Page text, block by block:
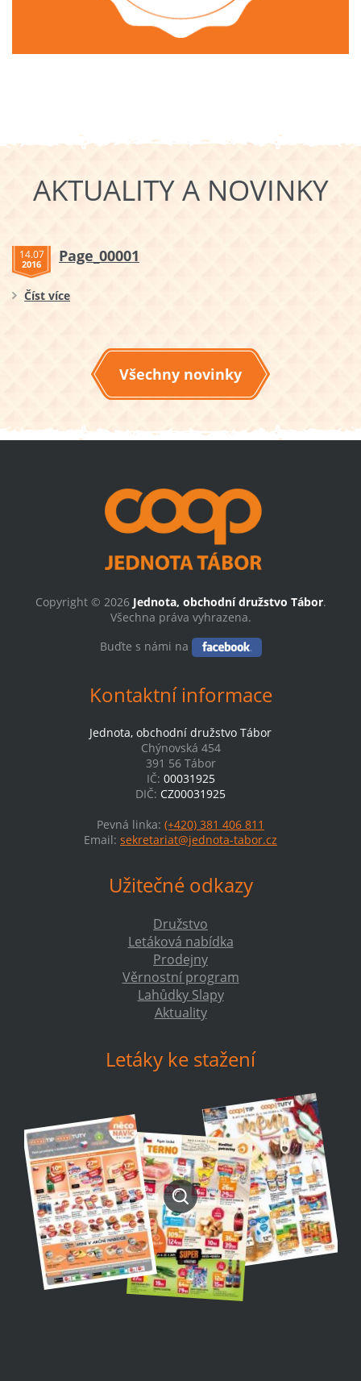
AKTUALITY A NOVINKY
14.07
2016 Page_00001
Číst více
Všechny novinky
Copyright © 2026 Jednota, obchodní družstvo Tábor.
Všechna práva vyhrazena.
Buďte s námi na
Kontaktní informace
Jednota, obchodní družstvo Tábor
Chýnovská 454
391 56 Tábor
IČ: 00031925
DIČ: CZ00031925
Pevná linka: (+420) 381 406 811
Email: sekretariat@jednota-tabor.cz
Užitečné odkazy
Družstvo
Letáková nabídka
Prodejny
Věrnostní program
Lahůdky Slapy
Aktuality
Letáky ke stažení